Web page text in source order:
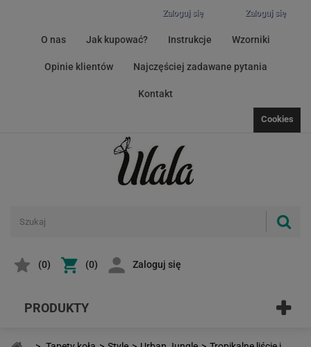
Zaloguj się
Zaloguj się
O nas Jak kupować? Instrukcje Wzorniki
Opinie klientów Najczęściej zadawane pytania
Kontakt
Cookies
(0) (0) Zaloguj się
PRODUKTY